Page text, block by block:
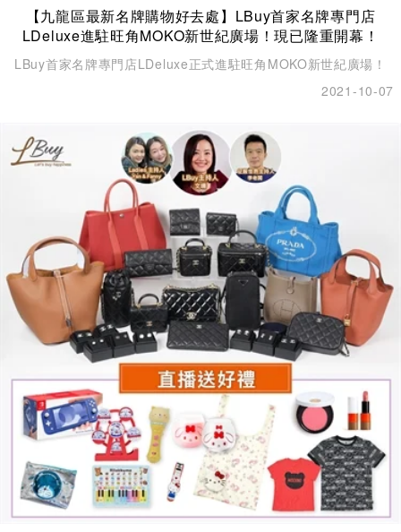
【九龍區最新名牌購物好去處】LBuy首家名牌專門店
LDeluxe進駐旺角MOKO新世紀廣場！現已隆重開幕！
LBuy首家名牌專門店LDeluxe正式進駐旺角MOKO新世紀廣場！
2021-10-07